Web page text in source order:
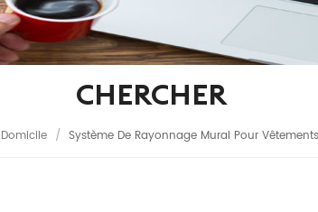
CHERCHER
Domicile / Système De Rayonnage Mural Pour Vêtements